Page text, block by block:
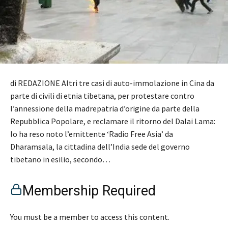
di REDAZIONE Altri tre casi di auto-immolazione in Cina da
parte di civili di etnia tibetana, per protestare contro
l’annessione della madrepatria d’origine da parte della
Repubblica Popolare, e reclamare il ritorno del Dalai Lama:
lo ha reso noto l’emittente ‘Radio Free Asia’ da
Dharamsala, la cittadina dell’India sede del governo
tibetano in esilio, secondo…
Membership Required
You must be a member to access this content.